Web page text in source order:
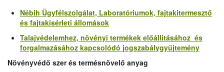
Nébih Ügyfélszolgálat, Laboratóriumok, fajtakitermesztő
és fajtakisérleti állomások
Talajvédelemhez, növényi termékek előállitásához és
forgalmazásához kapcsolódó jogszabálygyűjtemény
Növényvédő szer és termésnövelő anyag